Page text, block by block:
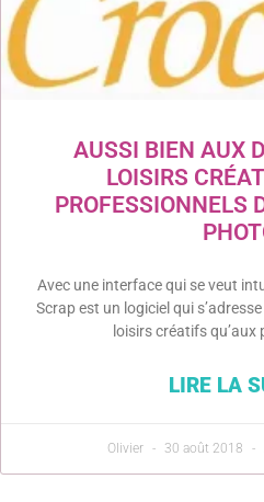
AUSSI BIEN AUX
LOISIRS
PROFESSIONNELS
Avec une interface qui se veut
Scrap est un logiciel qui
loisirs créatifs qu’aux
LIRE LA
Olivier 30 août 2018